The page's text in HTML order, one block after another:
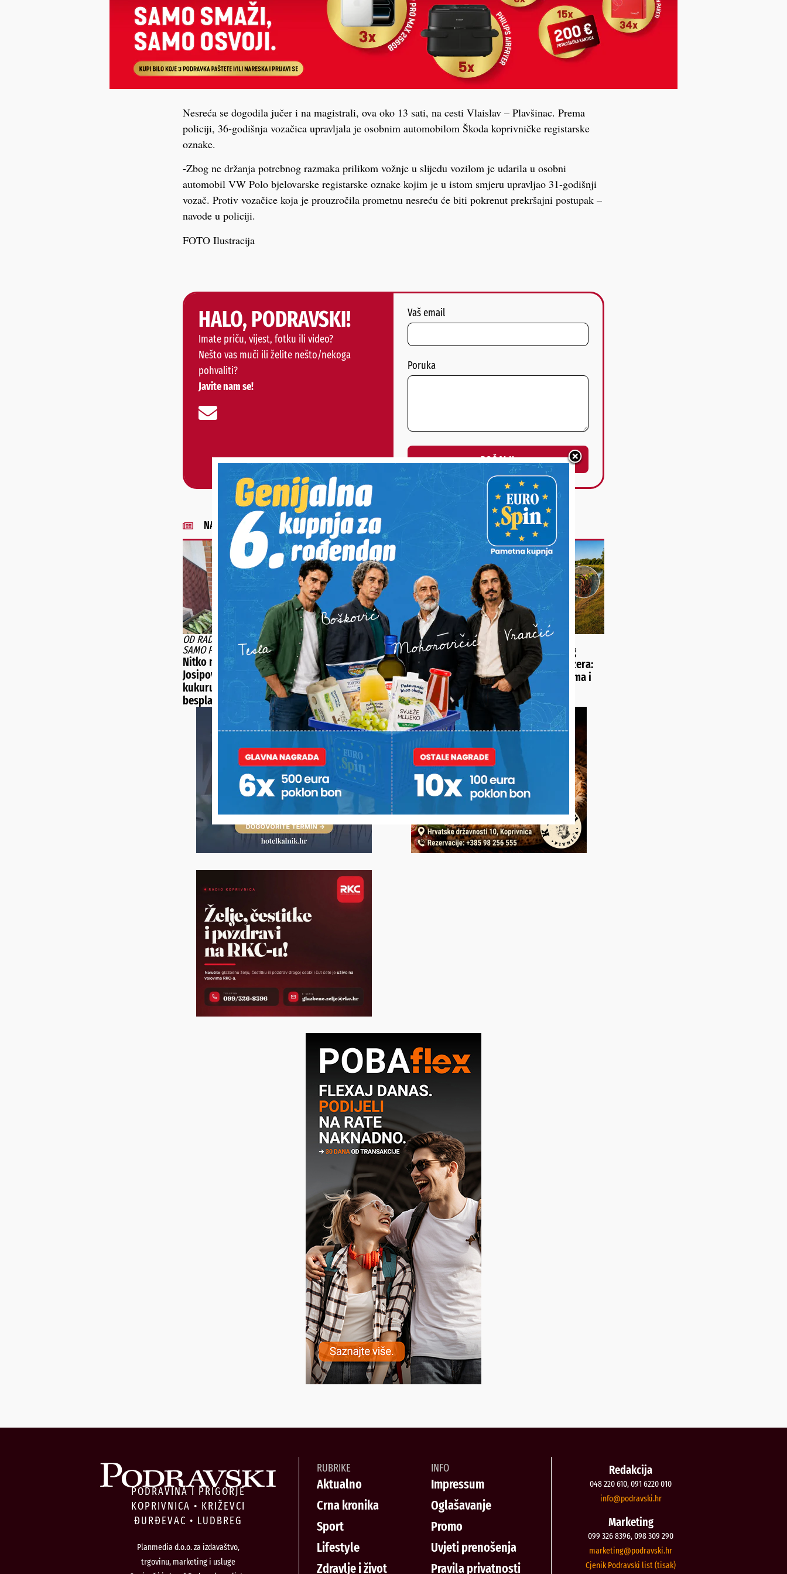
Nesreća se dogodila jučer i na magistrali, ova oko 13 sati, na cesti Vlaislav – Plavšinac. Prema
policiji, 36-godišnja vozačica upravljala je osobnim automobilom Škoda koprivničke registarske
oznake.
-Zbog ne držanja potrebnog razmaka prilikom vožnje u slijedu vozilom je udarila u osobni
automobil VW Polo bjelovarske registarske oznake kojim je u istom smjeru upravljao 31-godišnji
vozač. Protiv vozačice koja je prouzročila prometnu nesreću će biti pokrenut prekršajni postupak –
navode u policiji.
FOTO Ilustracija
HALO, PODRAVSKI!
Imate priču, vijest, fotku ili video?
Nešto vas muči ili želite nešto/nekoga
pohvaliti?
Javite nam se!
Vaš email
Poruka
POŠALJI
Alternative:
NAJNOVIJE VIJESTI
OD RADA I TRUDA OSTALE SU
SAMO PUNE NJIVE
Nitko ne želi otkupiti
Josipovih 5.000 klipova
kukuruza šećerca pa ih sada
besplatno dijeli
IGNORIRAO UPOZORENJA
VATROGASACA
Palio stari trosjed pa zapalio
susjedov pašnjak
TOTALNI BEZOBRAZLUK
Vikendaši bijesni zbog
uništavanja ukrasa jezera:
“Trgaju ih, gaze čamcima i
veslima!”
PODRAVINA I PRIGORJE
KOPRIVNICA • KRIŽEVCI
ĐURĐEVAC • LUDBREG
Planmedia d.o.o. za izdavaštvo,
trgovinu, marketing i usluge
RUBRIKE
Aktualno
Crna kronika
Sport
Lifestyle
Zdravlje i život
INFO
Impressum
Oglašavanje
Promo
Uvjeti prenošenja
Pravila privatnosti
Redakcija
048 220 610, 091 6220 010
rh.iksvardop
@ofni
Marketing
099 326 8396, 098 309 290
rh.iksvardop
@gnitekram
Cjenik Podravski list (tisak)